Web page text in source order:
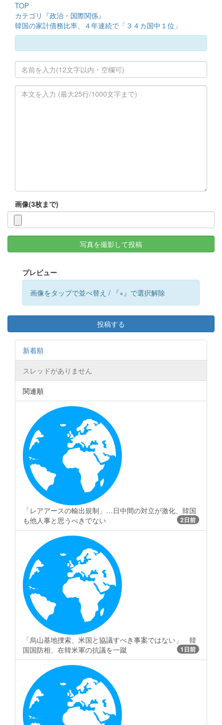
TOP
カテゴリ『政治・国際関係』
韓国の家計債務比率、４年連続で「３４カ国中１位」
画像(3枚まで)
写真を撮影して投稿
プレビュー
画像をタップで並べ替え / 『×』で選択解除
投稿する
新着順
スレッドがありません
関連順
「レアアースの輸出規制」…日中間の対立が激化、韓国
も他人事と思うべきでない
2日前
「烏山基地捜索、米国と協議すべき事案ではない」 韓
国国防相、在韓米軍の抗議を一蹴
1日前